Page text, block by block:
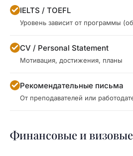
IELTS / TOEFL
Уровень зависит от программы
CV / Personal Statement
Мотивация, достижения, планы
Рекомендательные письма
От преподавателей или
Финансовые и визовые